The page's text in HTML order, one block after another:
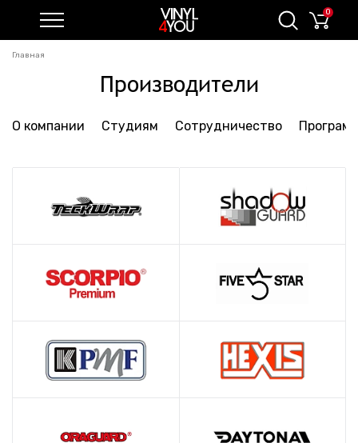
0
Главная
Производители
О компании Студиям Сотрудничество